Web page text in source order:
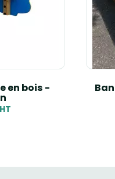
en bois -